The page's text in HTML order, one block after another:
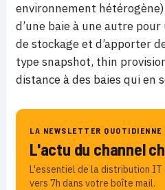
environnement
d’une baie à une autre
de stockage et d’apporter
type snapshot, thin
distance à des baies qui en
LA NEWSLETTER QUOTIDIENNE
L'actu du channel
L'essentiel de la distribution IT
vers 7h dans votre boîte mail.